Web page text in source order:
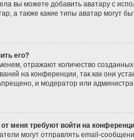
вы можете добавить аватару с
а также какие типы аватар
его?
отражают количество
на конференции, так как они
и модератор или
меня требуют войти на
могут отправлять email-